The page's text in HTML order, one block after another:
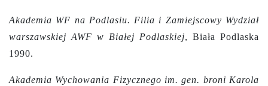
Akademia WF na Podlasiu. Filia i Zamiejscowy Wydział
warszawskiej AWF w Białej Podlaskiej, Biała Podlaska
1990.
Akademia Wychowania Fizycznego im. gen. broni Karola